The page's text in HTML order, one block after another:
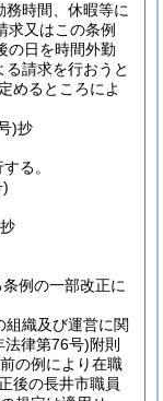
務時間、休暇等に
求又はこの条例
の日を時間外勤
請求を行おうと
めるところによ
)抄
る。
)
抄
例の一部改正に
組織及び運営に関
法律第76号)附則
の例により在職
後の長井市職員